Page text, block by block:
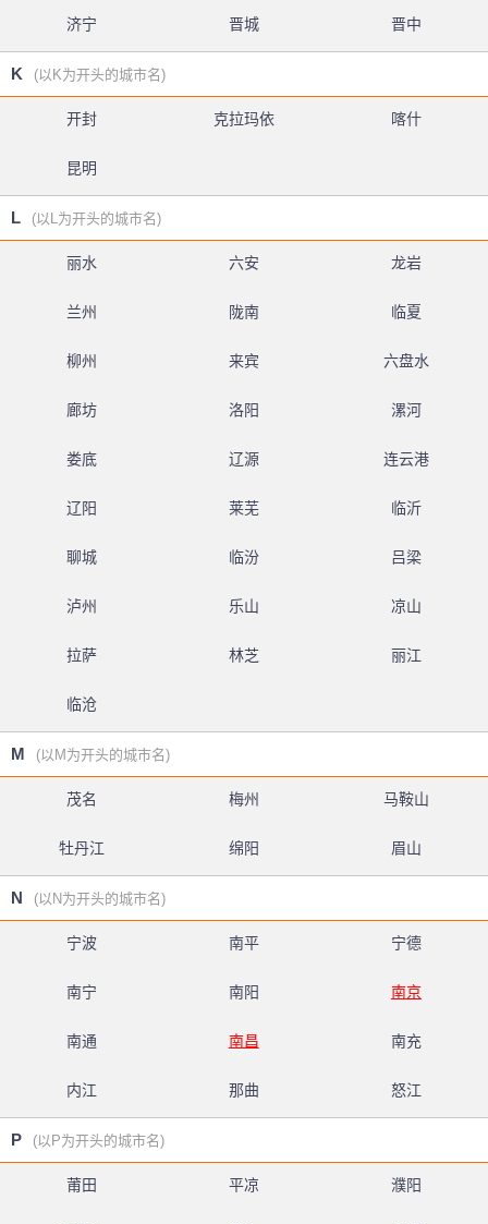
济宁 晋城 晋中
K (以K为开头的城市名)
开封 克拉玛依 喀什
昆明
L (以L为开头的城市名)
丽水 六安 龙岩
兰州 陇南 临夏
柳州 来宾 六盘水
廊坊 洛阳 漯河
娄底 辽源 连云港
辽阳 莱芜 临沂
聊城 临汾 吕梁
泸州 乐山 凉山
拉萨 林芝 丽江
临沧
M (以M为开头的城市名)
茂名 梅州 马鞍山
牡丹江 绵阳 眉山
N (以N为开头的城市名)
宁波 南平 宁德
南宁 南阳 南京
南通 南昌 南充
内江 那曲 怒江
P (以P为开头的城市名)
莆田 平凉 濮阳